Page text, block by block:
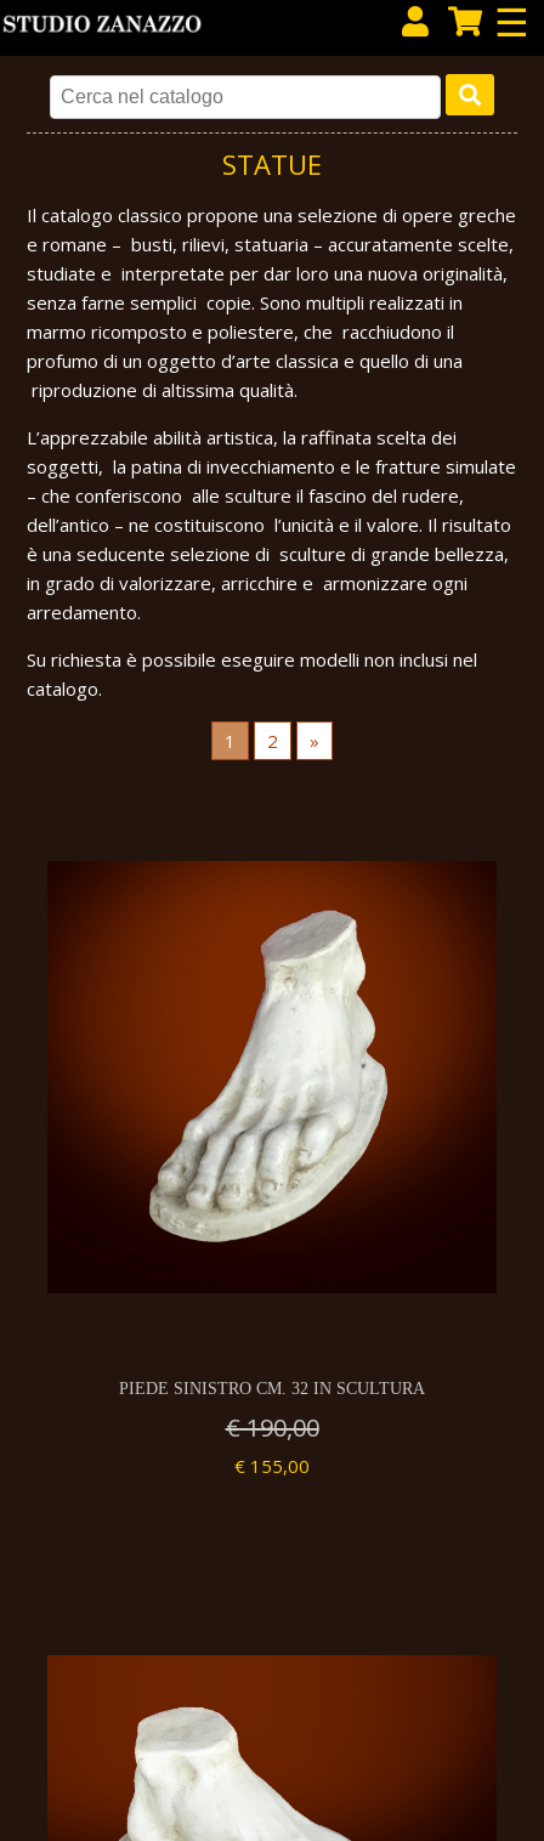
☰
×
STATUE
Il catalogo classico propone una selezione di opere greche
e romane – busti, rilievi, statuaria – accuratamente scelte,
studiate e interpretate per dar loro una nuova originalità,
senza farne semplici copie. Sono multipli realizzati in
marmo ricomposto e poliestere, che racchiudono il
profumo di un oggetto d’arte classica e quello di una
riproduzione di altissima qualità.
L’apprezzabile abilità artistica, la raffinata scelta dei
soggetti, la patina di invecchiamento e le fratture simulate
– che conferiscono alle sculture il fascino del rudere,
dell’antico – ne costituiscono l’unicità e il valore. Il risultato
è una seducente selezione di sculture di grande bellezza,
in grado di valorizzare, arricchire e armonizzare ogni
arredamento.
Su richiesta è possibile eseguire modelli non inclusi nel
catalogo.
1 2 »
PIEDE SINISTRO CM. 32 IN SCULTURA
€ 190,00
€ 155,00